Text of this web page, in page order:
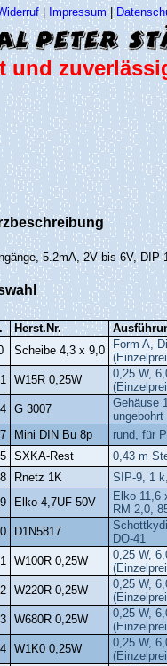
| Impressum |
und
5.2mA, 2V bis 6V, DIP-
Herst.Nr.
Scheibe 4,3 x 9,0
Form A,
W15R 0,25W
0,25 W,
G 3007
Gehäuse
ungebohrt
Mini DIN Bu 8p rund, für
SXKA‑Rest 0,43 m
Rnetz 1K SIP-9, 1
Elko 4,7UF 50V
Elko 11,6
RM 2,0,
D1N5817
DO-41
W100R 0,25W
0,25 W,
W220R 0,25W
0,25 W,
W680R 0,25W
0,25 W,
W1K0 0,25W
0,25 W,